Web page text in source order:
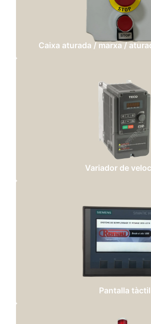
Caixa aturada / marxa /
Variador de
Pantalla tàctil